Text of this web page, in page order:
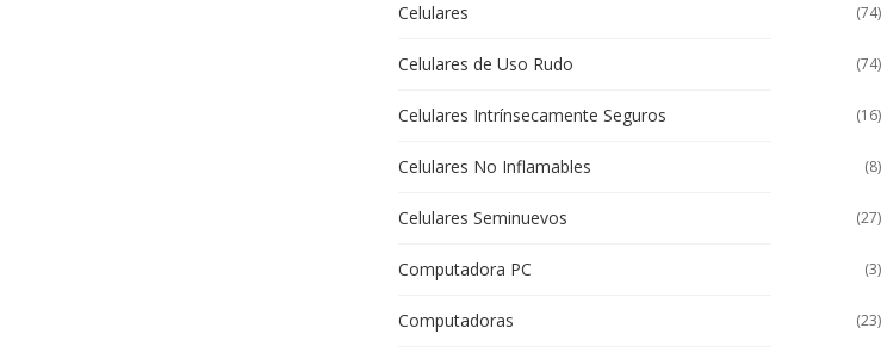
Celulares (74)
Celulares de Uso Rudo (74)
Celulares Intrínsecamente Seguros (16)
Celulares No Inflamables (8)
Celulares Seminuevos (27)
Computadora PC (3)
Computadoras (23)